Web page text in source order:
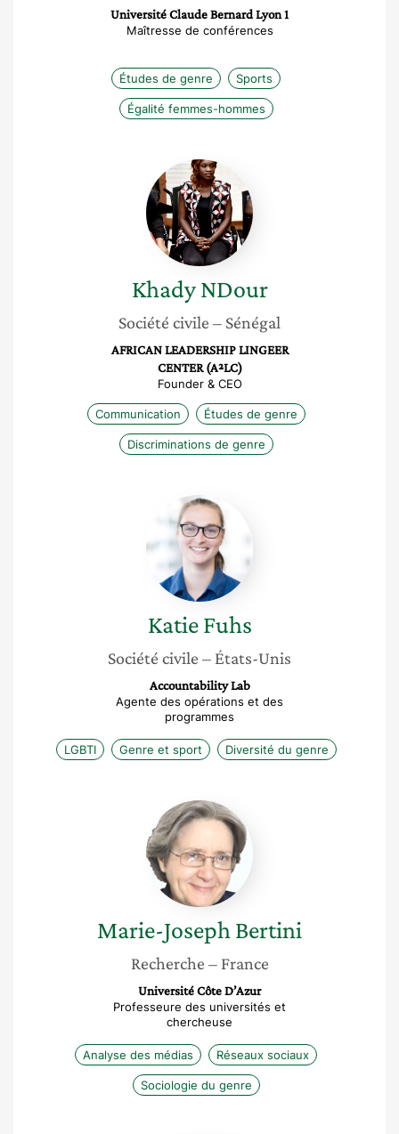
Université Claude Bernard Lyon 1
Maîtresse de conférences
Études de genre Sports
Égalité femmes-hommes
Khady
NDour
Khady NDour
Société civile – Sénégal
AFRICAN LEADERSHIP LINGEER
CENTER (A²LC)
Founder & CEO
Communication Études de genre
Discriminations de genre
Katie
Fuhs
Katie Fuhs
Société civile – États-Unis
Accountability Lab
Agente des opérations et des
programmes
LGBTI Genre et sport Diversité du genre
Marie-
Joseph
Bertini
Marie-Joseph Bertini
Recherche – France
Université Côte D’Azur
Professeure des universités et
chercheuse
Analyse des médias Réseaux sociaux
Sociologie du genre